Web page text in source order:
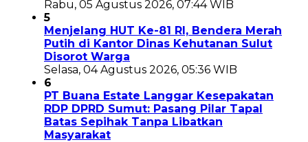
Rabu, 05 Agustus 2026, 07:44 WIB
5
Menjelang HUT Ke-81 RI, Bendera Merah
Putih di Kantor Dinas Kehutanan Sulut
Disorot Warga
Selasa, 04 Agustus 2026, 05:36 WIB
6
PT Buana Estate Langgar Kesepakatan
RDP DPRD Sumut: Pasang Pilar Tapal
Batas Sepihak Tanpa Libatkan
Masyarakat